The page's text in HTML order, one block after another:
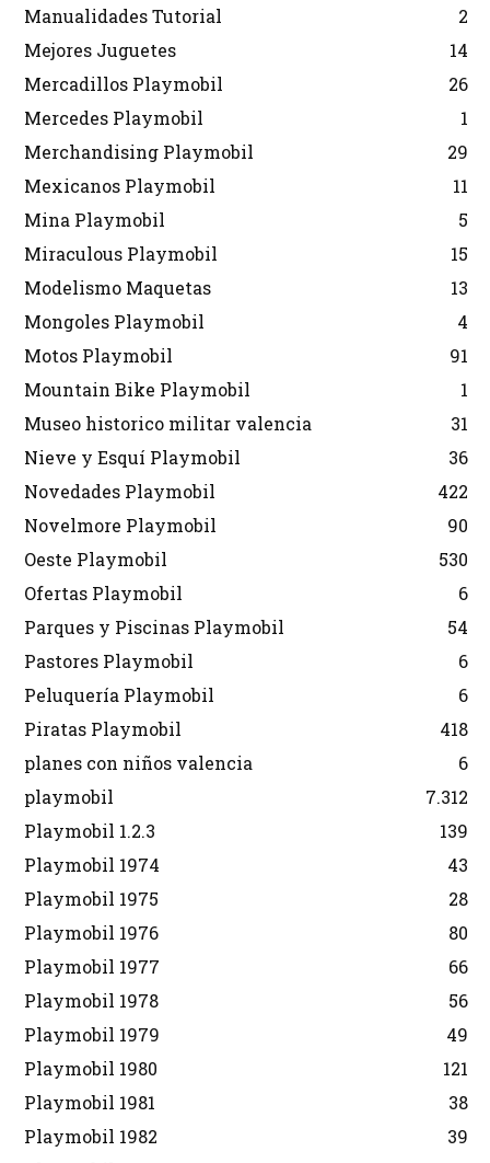
Manualidades Tutorial
2
Mejores Juguetes
14
Mercadillos Playmobil
26
Mercedes Playmobil
1
Merchandising Playmobil
29
Mexicanos Playmobil
11
Mina Playmobil
5
Miraculous Playmobil
15
Modelismo Maquetas
13
Mongoles Playmobil
4
Motos Playmobil
91
Mountain Bike Playmobil
1
Museo historico militar valencia
31
Nieve y Esquí Playmobil
36
Novedades Playmobil
422
Novelmore Playmobil
90
Oeste Playmobil
530
Ofertas Playmobil
6
Parques y Piscinas Playmobil
54
Pastores Playmobil
6
Peluquería Playmobil
6
Piratas Playmobil
418
planes con niños valencia
6
playmobil
7.312
Playmobil 1.2.3
139
Playmobil 1974
43
Playmobil 1975
28
Playmobil 1976
80
Playmobil 1977
66
Playmobil 1978
56
Playmobil 1979
49
Playmobil 1980
121
Playmobil 1981
38
Playmobil 1982
39